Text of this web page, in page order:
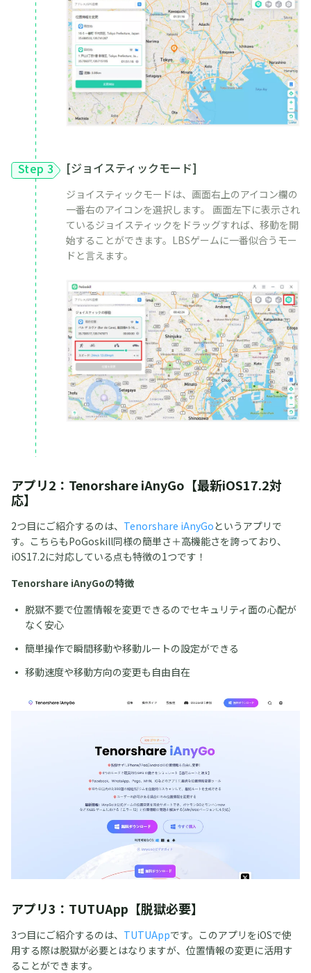
Step 3 [ジョイスティックモード]
ジョイスティックモードは、画面右上のアイコン欄の
一番右のアイコンを選択します。 画面左下に表示され
ているジョイスティックをドラッグすれば、移動を開
始することができます。LBSゲームに一番似合うモー
ドと言えます。
アプリ2：Tenorshare iAnyGo【最新iOS17.2対
応】
2つ目にご紹介するのは、 Tenorshare iAnyGoというアプリで
す。こちらもPoGoskill同様の簡単さ＋高機能さを誇っており、
iOS17.2に対応している点も特徴の1つです！
Tenorshare iAnyGoの特徴
脱獄不要で位置情報を変更できるのでセキュリティ面の心配が
なく安心
簡単操作で瞬間移動や移動ルートの設定ができる
移動速度や移動方向の変更も自由自在
アプリ3：TUTUApp【脱獄必要】
3つ目にご紹介するのは、 TUTUAppです。このアプリをiOSで使
用する際は脱獄が必要とはなりますが、位置情報の変更に活用す
ることができます。